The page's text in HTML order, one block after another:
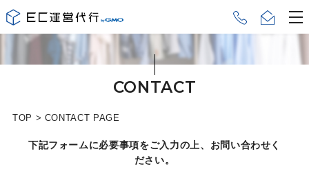
CONTACT
TOP > CONTACT PAGE
下記フォームに必要事項をご入力の上、お問い合わせく
ださい。